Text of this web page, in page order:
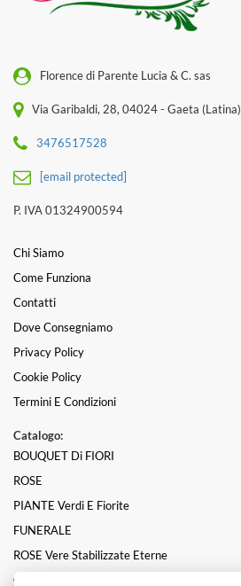
Florence di Parente Lucia & C. sas
Via Garibaldi, 28, 04024 - Gaeta (Latina)
3476517528
[email protected]
P. IVA 01324900594
Chi Siamo
Come Funziona
Contatti
Dove Consegniamo
Privacy Policy
Cookie Policy
Termini E Condizioni
Catalogo:
BOUQUET Di FIORI
ROSE
PIANTE Verdi E Fiorite
FUNERALE
ROSE Vere Stabilizzate Eterne
CUORI FLOREALI